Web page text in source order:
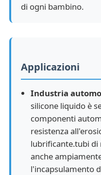
di ogni bambino.
Applicazioni
Industria
silicone liquido è
componenti
resistenza
lubrificante.tubi di
anche
l'incapsulamento